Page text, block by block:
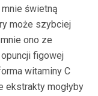
świetną
może szybciej
ono ze
figowej
witaminy C
ekstrakty mogłyby